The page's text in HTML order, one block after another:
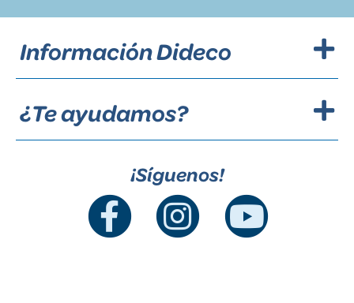
Información Dideco
¿Te ayudamos?
¡Síguenos!